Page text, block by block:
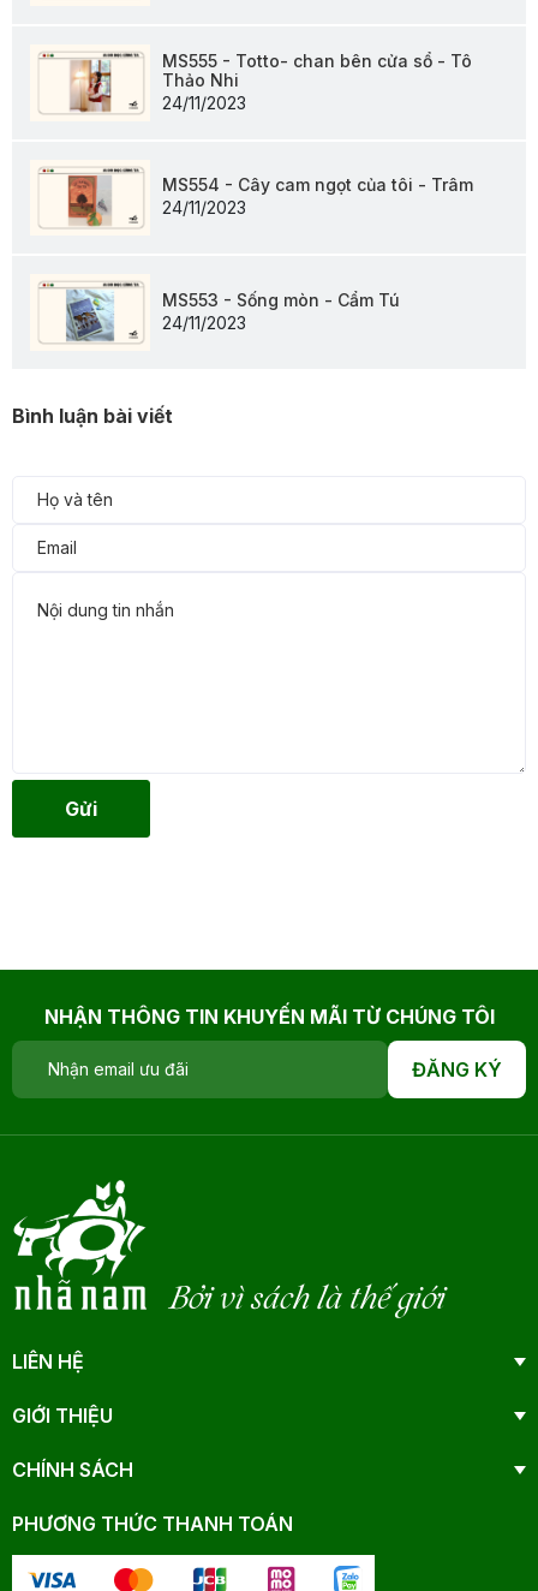
MS555 - Totto- chan bên cửa sổ - Tô
Thảo Nhi
24/11/2023
MS554 - Cây cam ngọt của tôi - Trâm
24/11/2023
MS553 - Sống mòn - Cẩm Tú
24/11/2023
Bình luận bài viết
Gửi
NHẬN THÔNG TIN KHUYẾN MÃI TỪ CHÚNG TÔI
ĐĂNG KÝ
Bởi vì sách là thế giới
LIÊN HỆ
GIỚI THIỆU
CHÍNH SÁCH
PHƯƠNG THỨC THANH TOÁN